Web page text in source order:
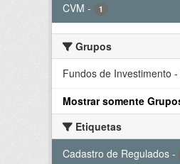
CVM - 1
Grupos
Fundos de Investimento -
Mostrar somente
Etiquetas
Cadastro de Regulados -